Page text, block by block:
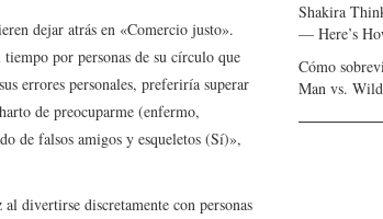
dejar atrás en «Comercio justo».
por personas de su círculo que
errores personales, preferiría superar
de preocuparme (enfermo,
de falsos amigos y esqueletos (Sí)»,
divertirse discretamente con personas
Shakira
— Here’s
Cómo
Man vs. Wild